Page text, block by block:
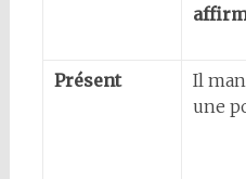
Présent
Il
une